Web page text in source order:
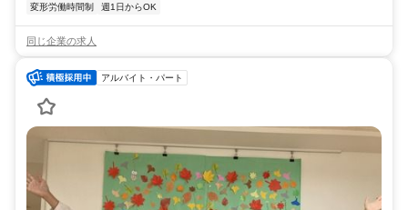
変形労働時間制 週1日からOK
同じ企業の求人
アルバイト・パート